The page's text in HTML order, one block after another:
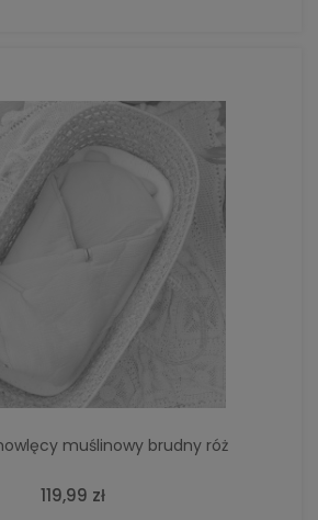
muślinowy brudny róż
119,99 zł